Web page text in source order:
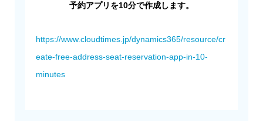
予約アプリを10分で作成します。
https://www.cloudtimes.jp/dynamics365/resource/cr
eate-free-address-seat-reservation-app-in-10-
minutes